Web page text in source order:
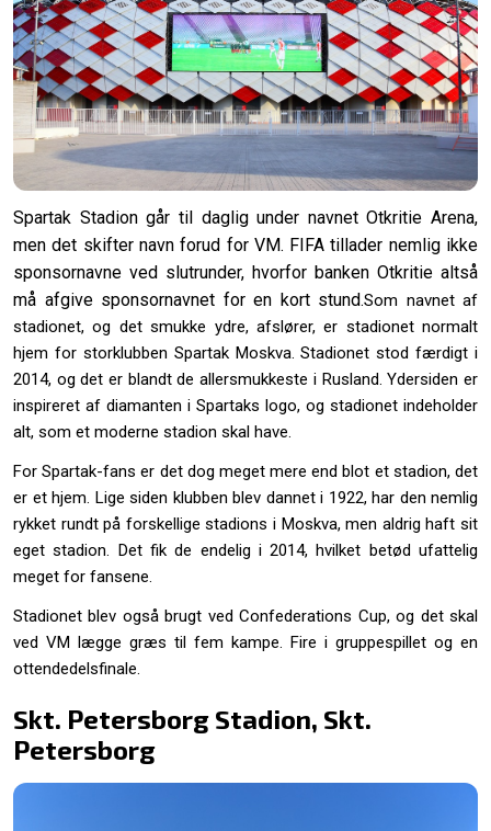
Spartak Stadion går til daglig under navnet Otkritie Arena,
men det skifter navn forud for VM. FIFA tillader nemlig ikke
sponsornavne ved slutrunder, hvorfor banken Otkritie altså
må afgive sponsornavnet for en kort stund.Som navnet af
stadionet, og det smukke ydre, afslører, er stadionet normalt
hjem for storklubben Spartak Moskva. Stadionet stod færdigt i
2014, og det er blandt de allersmukkeste i Rusland. Ydersiden er
inspireret af diamanten i Spartaks logo, og stadionet indeholder
alt, som et moderne stadion skal have.
For Spartak-fans er det dog meget mere end blot et stadion, det
er et hjem. Lige siden klubben blev dannet i 1922, har den nemlig
rykket rundt på forskellige stadions i Moskva, men aldrig haft sit
eget stadion. Det fik de endelig i 2014, hvilket betød ufattelig
meget for fansene.
Stadionet blev også brugt ved Confederations Cup, og det skal
ved VM lægge græs til fem kampe. Fire i gruppespillet og en
ottendedelsfinale.
Skt. Petersborg Stadion, Skt.
Petersborg